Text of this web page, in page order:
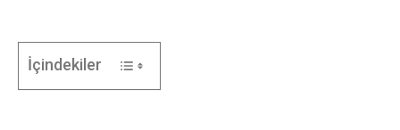
İçindekiler